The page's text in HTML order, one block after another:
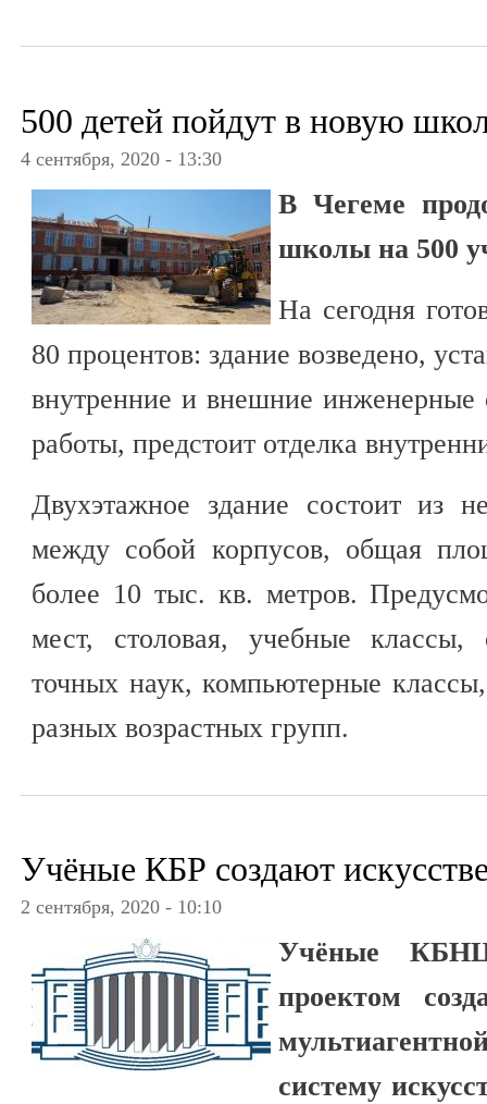
500 детей пойдут в новую
4 сентября, 2020 - 13:30
В Чегеме
школы на 500
На сегодня
80 процентов: здание возведено,
внутренние и внешние инженерные
работы, предстоит отделка
Двухэтажное здание состоит из
между собой корпусов, общая
более 10 тыс. кв. метров.
мест, столовая, учебные классы,
точных наук, компьютерные
разных возрастных групп.
Учёные КБР создают
2 сентября, 2020 - 10:10
Учёные
проектом
систему